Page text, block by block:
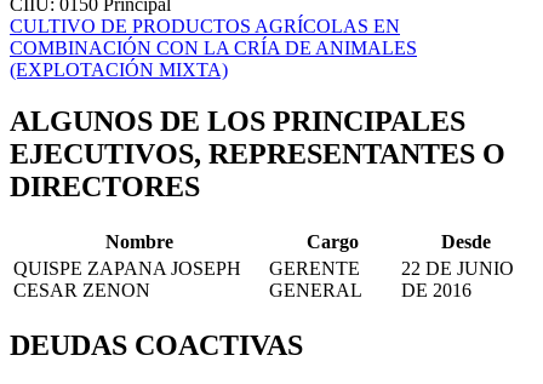
CIIU: 0150 Principal
CULTIVO DE PRODUCTOS AGRÍCOLAS EN
COMBINACIÓN CON LA CRÍA DE ANIMALES
(EXPLOTACIÓN MIXTA)
ALGUNOS DE LOS PRINCIPALES
EJECUTIVOS, REPRESENTANTES O
DIRECTORES
Nombre Cargo
Desde
QUISPE ZAPANA JOSEPH
CESAR ZENON
GERENTE
GENERAL
22 DE JUNIO
DE 2016
DEUDAS COACTIVAS